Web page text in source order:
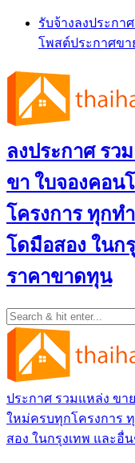
Skip
content
รับจ้างลงประกา
โพสต์ประกาศข
ลงประกาศ รว
ขา ใบจองคอน
โครงการ ทุกท
โดมือสอง ในก
ราคาขาดทุน
ประกาศ รวมแหล่ง ข
ใหม่ครบทุกโครงการ
สอง ในกรุงเทพ และอื่